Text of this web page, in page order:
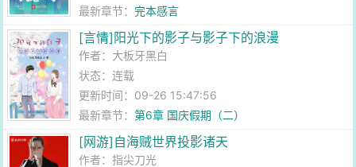
最新章节：完本感言
[言情]阳光下的影子与影子下的浪漫
作者： 大板牙黑白
状态：连载
更新时间：09-26 15:47:56
最新章节：第6章 国庆假期（二）
[网游]自海贼世界投影诸天
作者：指尖刀光